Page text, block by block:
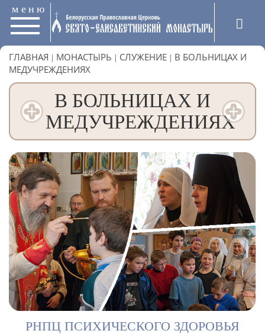
меню
ГЛАВНАЯ | МОНАСТЫРЬ | СЛУЖЕНИЕ | В БОЛЬНИЦАХ И
МЕДУЧРЕЖДЕНИЯХ
В БОЛЬНИЦАХ И
МЕДУЧРЕЖДЕНИЯХ
РНПЦ ПСИХИЧЕСКОГО ЗДОРОВЬЯ